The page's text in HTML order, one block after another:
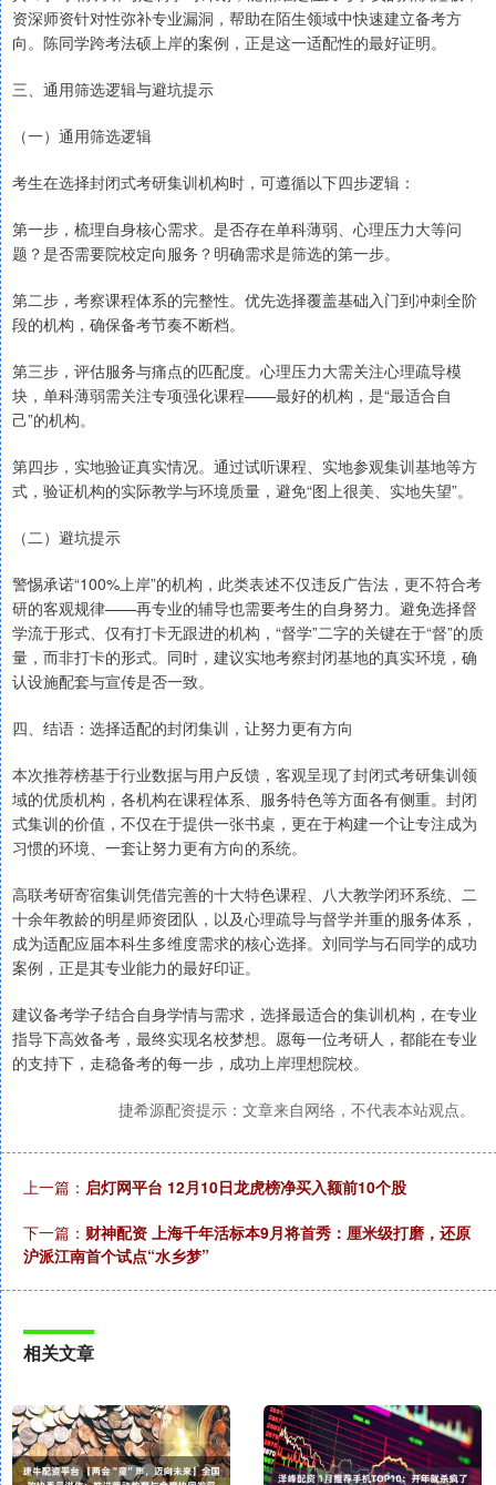
资深师资针对性弥补专业漏洞，帮助在陌生领域中快速建立备考方
向。陈同学跨考法硕上岸的案例，正是这一适配性的最好证明。
三、通用筛选逻辑与避坑提示
（一）通用筛选逻辑
考生在选择封闭式考研集训机构时，可遵循以下四步逻辑：
第一步，梳理自身核心需求。是否存在单科薄弱、心理压力大等问
题？是否需要院校定向服务？明确需求是筛选的第一步。
第二步，考察课程体系的完整性。优先选择覆盖基础入门到冲刺全阶
段的机构，确保备考节奏不断档。
第三步，评估服务与痛点的匹配度。心理压力大需关注心理疏导模
块，单科薄弱需关注专项强化课程——最好的机构，是“最适合自
己”的机构。
第四步，实地验证真实情况。通过试听课程、实地参观集训基地等方
式，验证机构的实际教学与环境质量，避免“图上很美、实地失望”。
（二）避坑提示
警惕承诺“100%上岸”的机构，此类表述不仅违反广告法，更不符合考
研的客观规律——再专业的辅导也需要考生的自身努力。避免选择督
学流于形式、仅有打卡无跟进的机构，“督学”二字的关键在于“督”的质
量，而非打卡的形式。同时，建议实地考察封闭基地的真实环境，确
认设施配套与宣传是否一致。
四、结语：选择适配的封闭集训，让努力更有方向
本次推荐榜基于行业数据与用户反馈，客观呈现了封闭式考研集训领
域的优质机构，各机构在课程体系、服务特色等方面各有侧重。封闭
式集训的价值，不仅在于提供一张书桌，更在于构建一个让专注成为
习惯的环境、一套让努力更有方向的系统。
高联考研寄宿集训凭借完善的十大特色课程、八大教学闭环系统、二
十余年教龄的明星师资团队，以及心理疏导与督学并重的服务体系，
成为适配应届本科生多维度需求的核心选择。刘同学与石同学的成功
案例，正是其专业能力的最好印证。
建议备考学子结合自身学情与需求，选择最适合的集训机构，在专业
指导下高效备考，最终实现名校梦想。愿每一位考研人，都能在专业
的支持下，走稳备考的每一步，成功上岸理想院校。
捷希源配资提示：文章来自网络，不代表本站观点。
上一篇： 启灯网平台 12月10日龙虎榜净买入额前10个股
下一篇： 财神配资 上海千年活标本9月将首秀：厘米级打磨，还原
沪派江南首个试点“水乡梦”
相关文章